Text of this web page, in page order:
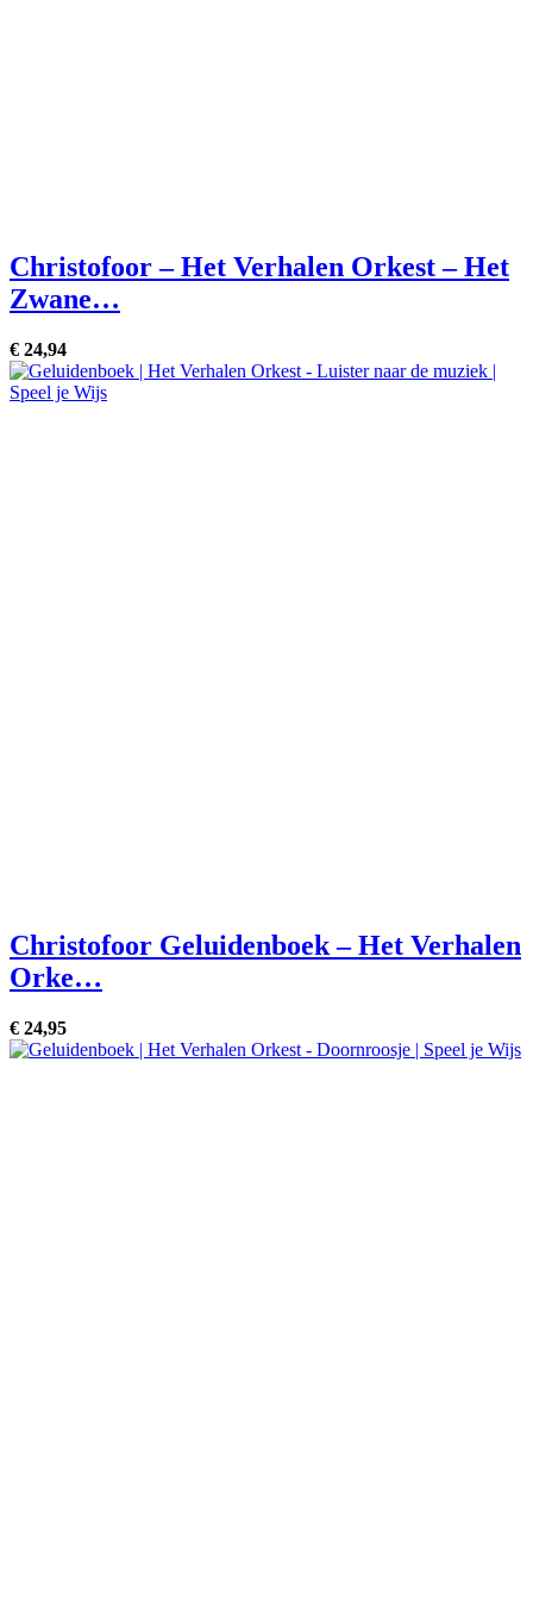
Christofoor – Het Verhalen Orkest – Het
Zwane…
€ 24,94
Christofoor Geluidenboek – Het Verhalen
Orke…
€ 24,95